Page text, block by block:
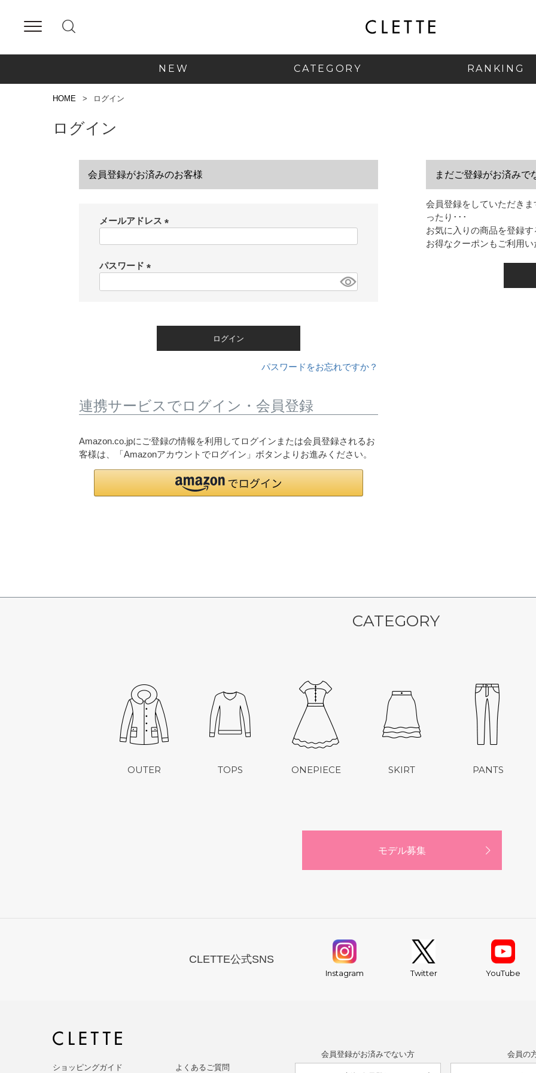
NEW CATEGORY RANKING
HOME ログイン
ログイン
会員登録がお済みのお客様
メールアドレス
パスワード
ログイン
パスワードをお忘れですか？
連携サービスでログイン・会員登録
Amazon.co.jpにご登録の情報を利用してログインまたは会員登録されるお
客様は、「Amazonアカウントでログイン」ボタンよりお進みください。
まだご登録がお済みで
会員登録をしていただき
ったり･･･
お気に入りの商品を登録
お得なクーポンもご利用
CATEGORY
OUTER TOPS ONEPIECE SKIRT PANTS
モデル募集
CLETTE公式SNS
Instagram Twitter YouTube
会員登録がお済みでない方 会員の
ショッピングガイド よくあるご質問